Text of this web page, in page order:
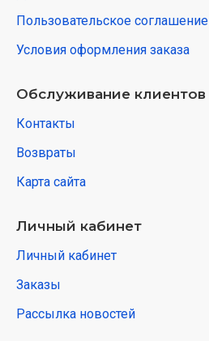
Пользовательское соглашение
Условия оформления заказа
Обслуживание клиентов
Контакты
Возвраты
Карта сайта
Личный кабинет
Личный кабинет
Заказы
Рассылка новостей